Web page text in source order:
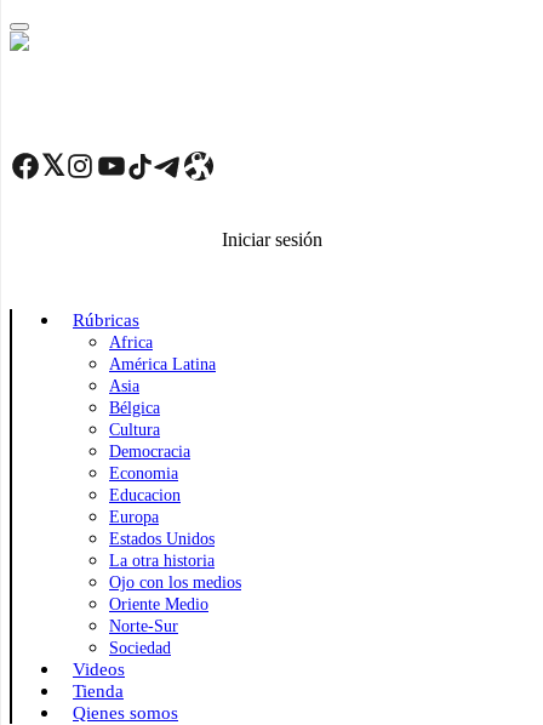
Skip
to
Facebook Twitter Instagram YouTube TikTok Telegram Enlace
Iniciar sesión
Rúbricas
Africa
América Latina
Asia
Bélgica
Cultura
Democracia
Economia
Educacion
Europa
Estados Unidos
La otra historia
Ojo con los medios
Oriente Medio
Norte-Sur
Sociedad
Videos
Tienda
Qienes somos